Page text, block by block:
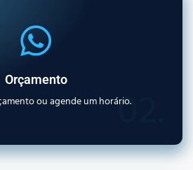
Orçamento
ou agende um horário.
02.